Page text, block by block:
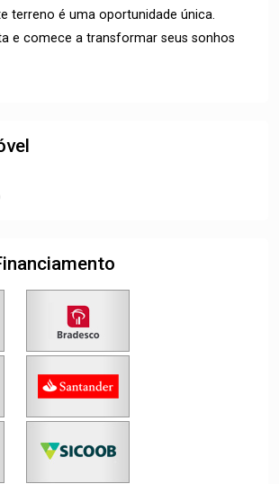
terreno é uma oportunidade única.
e comece a transformar seus sonhos